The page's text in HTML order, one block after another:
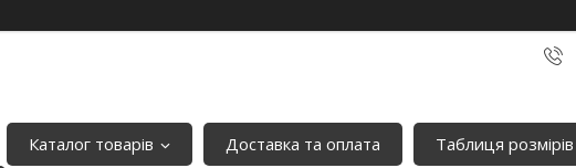
Каталог товарів Доставка та оплата Таблиця розмірів